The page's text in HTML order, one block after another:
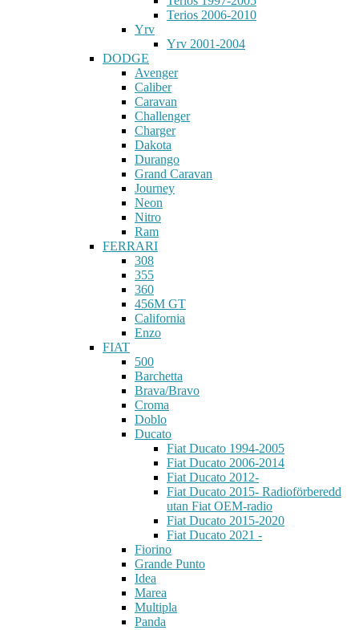
Terios 2006-2010
Yrv
Yrv 2001-2004
DODGE
Avenger
Caliber
Caravan
Challenger
Charger
Dakota
Durango
Grand Caravan
Journey
Neon
Nitro
Ram
FERRARI
308
355
360
456M GT
California
Enzo
FIAT
500
Barchetta
Brava/Bravo
Croma
Doblo
Ducato
Fiat Ducato 1994-2005
Fiat Ducato 2006-2014
Fiat Ducato 2012-
Fiat Ducato 2015- Radioförberedd
utan Fiat OEM-radio
Fiat Ducato 2015-2020
Fiat Ducato 2021 -
Fiorino
Grande Punto
Idea
Marea
Multipla
Panda